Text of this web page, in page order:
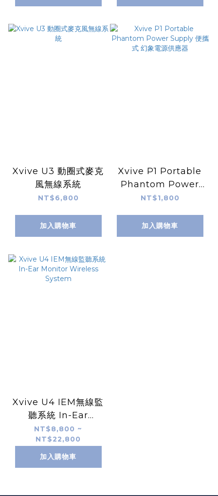
管樂器用
Xvive U3 動圈式麥克
風無線系統
NT$6,800
加入購物車
Xvive P1 Portable
Phantom Power
Supply 便攜式 幻象
NT$1,800
加入購物車
Xvive U4 IEM無線監
聽系統 In-Ear
Monitor Wireless
System
NT$8,800 ~
NT$22,800
加入購物車